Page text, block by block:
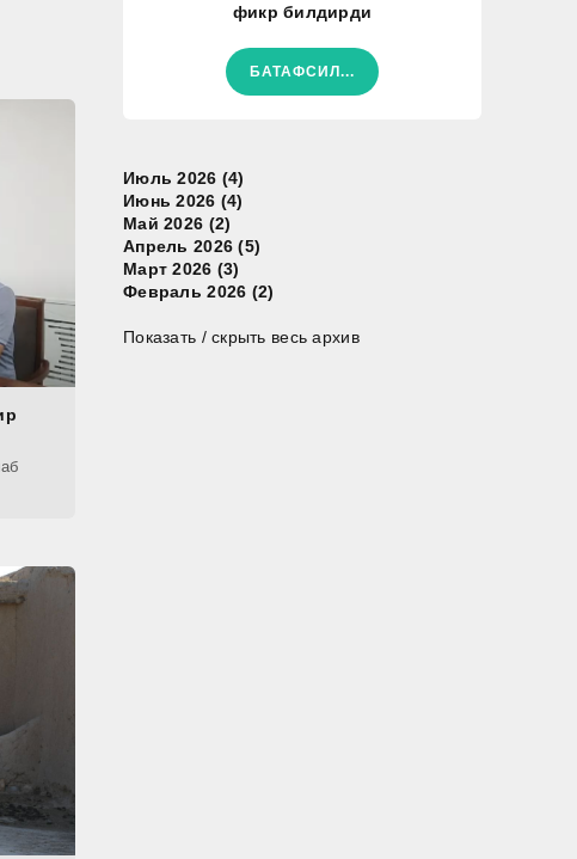
фикр билдирди
БАТАФСИЛ...
Июль 2026 (4)
Июнь 2026 (4)
Май 2026 (2)
Апрель 2026 (5)
Март 2026 (3)
Февраль 2026 (2)
Показать / скрыть весь архив